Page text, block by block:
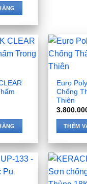
Euro
Chống
Thiên
THÊM